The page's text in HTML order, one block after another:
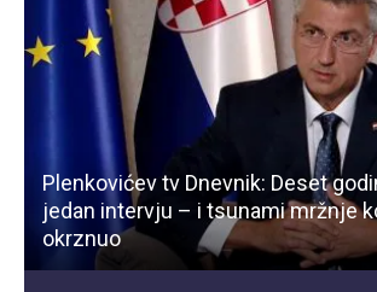
Plenkovićev tv Dnevnik: Deset
jedan intervju – i tsunami mržnje
okrznuo